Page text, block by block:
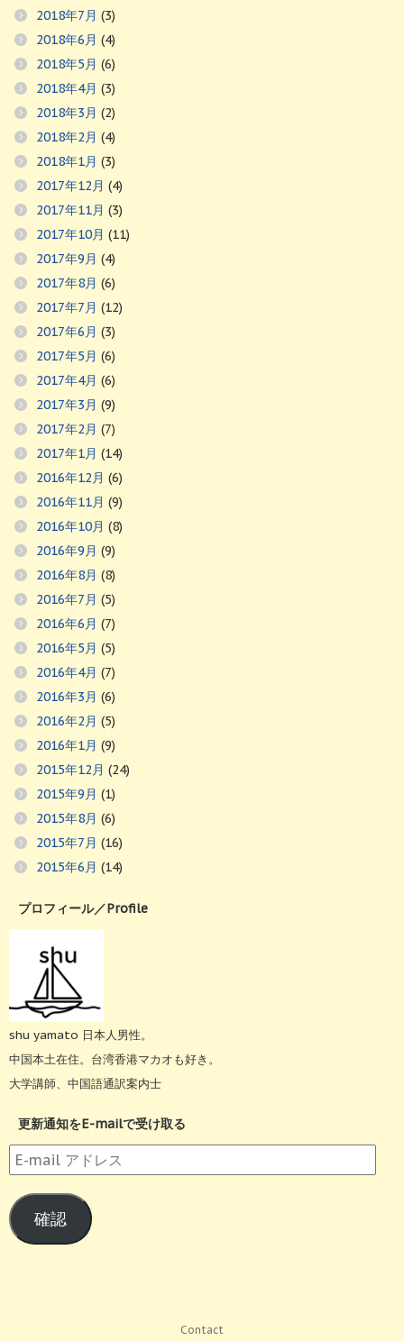
2018年7月 (3)
2018年6月 (4)
2018年5月 (6)
2018年4月 (3)
2018年3月 (2)
2018年2月 (4)
2018年1月 (3)
2017年12月 (4)
2017年11月 (3)
2017年10月 (11)
2017年9月 (4)
2017年8月 (6)
2017年7月 (12)
2017年6月 (3)
2017年5月 (6)
2017年4月 (6)
2017年3月 (9)
2017年2月 (7)
2017年1月 (14)
2016年12月 (6)
2016年11月 (9)
2016年10月 (8)
2016年9月 (9)
2016年8月 (8)
2016年7月 (5)
2016年6月 (7)
2016年5月 (5)
2016年4月 (7)
2016年3月 (6)
2016年2月 (5)
2016年1月 (9)
2015年12月 (24)
2015年9月 (1)
2015年8月 (6)
2015年7月 (16)
2015年6月 (14)
プロフィール／Profile
shu yamato 日本人男性。
中国本土在住。台湾香港マカオも好き。
大学講師、中国語通訳案内士
更新通知をE-mailで受け取る
E-
mail
ア
ド
レ
確認
Contact